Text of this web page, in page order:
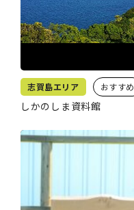
志賀島エリア おすすめ
しかのしま資料館